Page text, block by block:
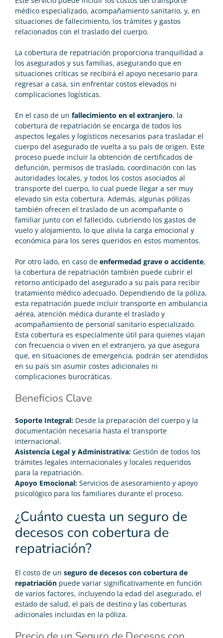
médico especializado, acompañamiento sanitario, y, en
situaciones de fallecimiento, los trámites y gastos
relacionados con el traslado del cuerpo.
La cobertura de repatriación proporciona tranquilidad a
los asegurados y sus familias, asegurando que en
situaciones críticas se recibirá el apoyo necesario para
regresar a casa, sin enfrentar costos elevados ni
complicaciones logísticas.
En el caso de un fallecimiento en el extranjero, la
cobertura de repatriación se encarga de todos los
aspectos legales y logísticos necesarios para trasladar el
cuerpo del asegurado de vuelta a su país de origen. Este
proceso puede incluir la obtención de certificados de
defunción, permisos de traslado, coordinación con las
autoridades locales, y todos los costos asociados al
transporte del cuerpo, lo cual puede llegar a ser muy
elevado sin esta cobertura. Además, algunas pólizas
también ofrecen el traslado de un acompañante o
familiar junto con el fallecido, cubriendo los gastos de
vuelo y alojamiento, lo que alivia la carga emocional y
económica para los seres queridos en estos momentos.
Por otro lado, en caso de enfermedad grave o accidente,
la cobertura de repatriación también puede cubrir el
retorno anticipado del asegurado a su país para recibir
tratamiento médico adecuado. Dependiendo de la póliza,
esta repatriación puede incluir transporte en ambulancia
aérea, atención médica durante el traslado y
acompañamiento de personal sanitario especializado.
Esta cobertura es especialmente útil para quienes viajan
con frecuencia o viven en el extranjero, ya que asegura
que, en situaciones de emergencia, podrán ser atendidos
en su país sin asumir costes adicionales ni
complicaciones burocráticas.
Beneficios Clave
Soporte Integral: Desde la preparación del cuerpo y la
documentación necesaria hasta el transporte
internacional.
Asistencia Legal y Administrativa: Gestión de todos los
trámites legales internacionales y locales requeridos
para la repatriación.
Apoyo Emocional: Servicios de asesoramiento y apoyo
psicológico para los familiares durante el proceso.
¿Cuánto cuesta un seguro de
decesos con cobertura de
repatriación?
El costo de un seguro de decesos con cobertura de
repatriación puede variar significativamente en función
de varios factores, incluyendo la edad del asegurado, el
estado de salud, el país de destino y las coberturas
adicionales incluidas en la póliza.